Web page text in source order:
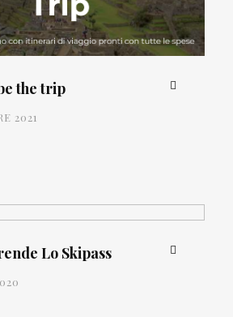
the trip
2021
Lo Skipass